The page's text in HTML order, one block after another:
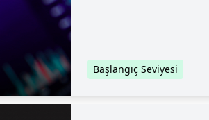
Başlangıç Seviyesi